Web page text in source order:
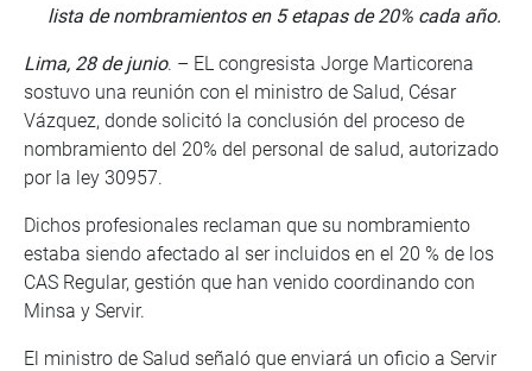
lista de nombramientos en 5 etapas de 20% cada año.
Lima, 28 de junio. – EL congresista Jorge Marticorena
sostuvo una reunión con el ministro de Salud, César
Vázquez, donde solicitó la conclusión del proceso de
nombramiento del 20% del personal de salud, autorizado
por la ley 30957.
Dichos profesionales reclaman que su nombramiento
estaba siendo afectado al ser incluidos en el 20 % de los
CAS Regular, gestión que han venido coordinando con
Minsa y Servir.
El ministro de Salud señaló que enviará un oficio a Servir